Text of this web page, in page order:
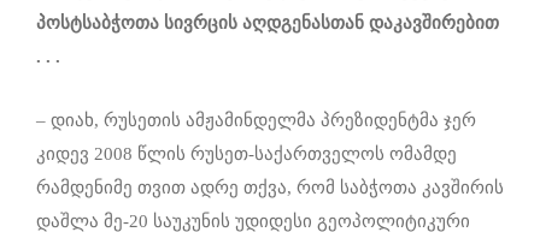
პოსტსაბჭოთა სივრცის აღდგენასთან დაკავშირებით
. . .
– დიახ, რუსეთის ამჟამინდელმა პრეზიდენტმა ჯერ
კიდევ 2008 წლის რუსეთ-საქართველოს ომამდე
რამდენიმე თვით ადრე თქვა, რომ საბჭოთა კავშირის
დაშლა მე-20 საუკუნის უდიდესი გეოპოლიტიკური